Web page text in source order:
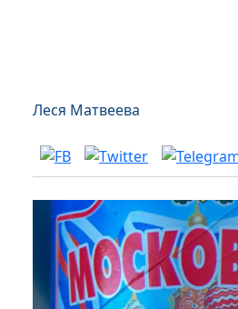
Леся Матвеева